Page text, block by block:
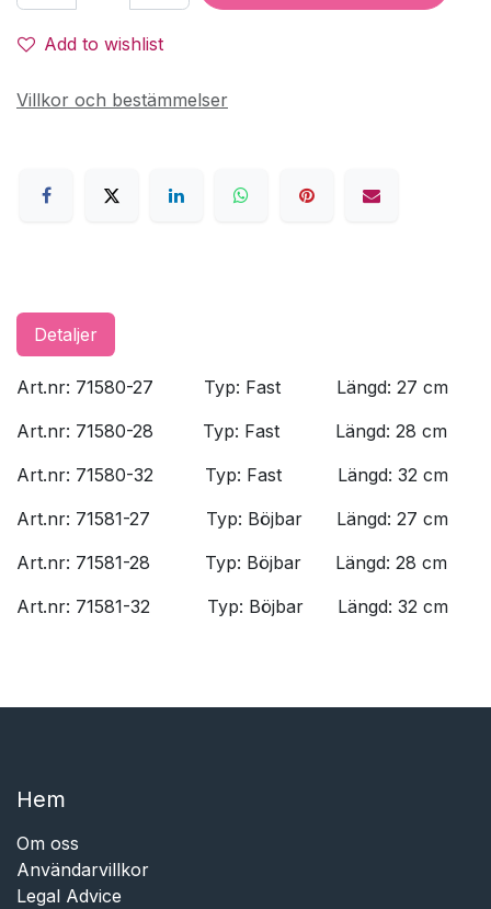
Add to wishlist
Villkor och bestämmelser
Detaljer
Art.nr: 71580-27 ​Typ: Fast
​Längd: 27 cm
Art.nr: 71580-28
​Typ: Fast
​Längd: 28 cm
Art.nr: 71580-32
​Typ: Fast
​Längd: 32 cm
Art.nr: 71581-27
​Typ: Böjbar
​Längd: 27 cm
​Art.nr: 71581-28
​Typ: Böjbar
​Längd: 28 cm
Art.nr: 71581-32
​Typ: Böjbar ​Längd: 32 cm
Hem​​
Om oss
Användarvillkor
Legal Advice